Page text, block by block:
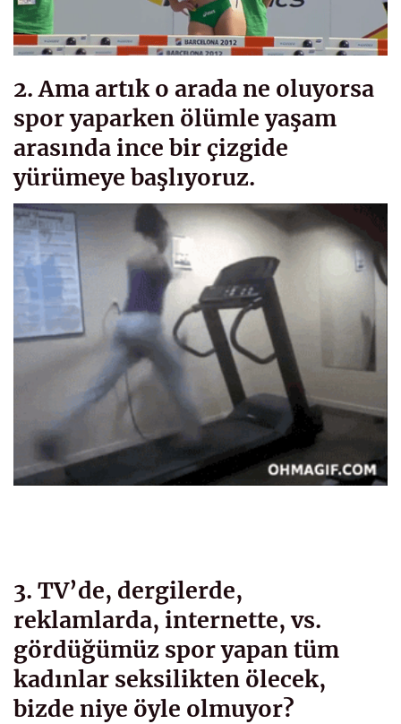
2. Ama artık o arada ne oluyorsa
spor yaparken ölümle yaşam
arasında ince bir çizgide
yürümeye başlıyoruz.
3. TV’de, dergilerde,
reklamlarda, internette, vs.
gördüğümüz spor yapan tüm
kadınlar seksilikten ölecek,
bizde niye öyle olmuyor?